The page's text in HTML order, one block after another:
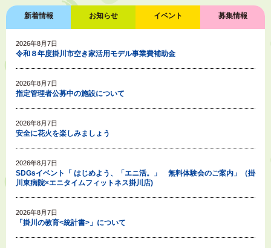
新着情報 お知らせ イベント 募集情報
2026年8月7日
令和８年度掛川市空き家活用モデル事業費補助金
2026年8月7日
指定管理者公募中の施設について
2026年8月7日
安全に花火を楽しみましょう
2026年8月7日
SDGsイベント「 はじめよう、「エニ活。」 無料体験会のご案内」（掛
川東病院×エニタイムフィットネス掛川店)
2026年8月7日
「掛川の教育<統計書>」について